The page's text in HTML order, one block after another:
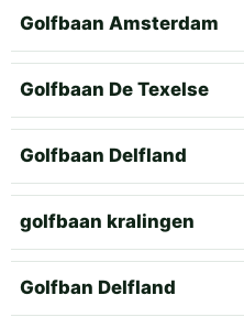
Golfbaan Amsterdam
Golfbaan De Texelse
Golfbaan Delfland
golfbaan kralingen
Golfban Delfland